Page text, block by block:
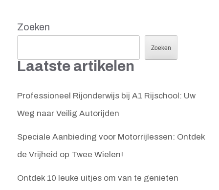
Zoeken
Zoeken
Laatste artikelen
Professioneel Rijonderwijs bij A1 Rijschool: Uw
Weg naar Veilig Autorijden
Speciale Aanbieding voor Motorrijlessen: Ontdek
de Vrijheid op Twee Wielen!
Ontdek 10 leuke uitjes om van te genieten